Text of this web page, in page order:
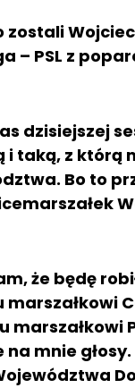
– PSL z
dzisiejszej
taką, z którą
Bo to
że będę
marszałkowi
mnie